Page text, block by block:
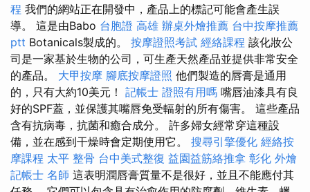
程 我們的網站正在開發中，產品上的標記可能會產生誤
導。 這是由Babo 台胞證 高雄 辦桌外燴推薦 台中按摩推薦
ptt Botanicals製成的。 按摩證照考試 經絡課程 該化妝公
司是一家基於生物的公司，可生產天然產品並提供非常安全
的產品。 大甲按摩 腳底按摩證照 他們製造的唇膏是通用
的，只有大約10美元！ 記帳士 證照有用嗎 嘴唇油漆具有良
好的SPF蓋，並保護其嘴唇免受輻射的所有傷害。 這些產品
含有抗病毒，抗菌和癒合成分。 許多婦女經常穿這種設
備，並在感到干燥時會定期使用它。 搜尋引擎優化 經絡按
摩課程 太平 整骨 台中美式整復 益園益筋絡推拿 彰化 外燴
記帳士 名師 這表明潤唇膏質量不是很好，並且不能應付其